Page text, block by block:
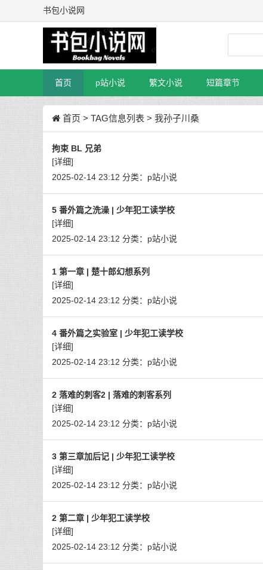
书包小说网
首页 p站小说 繁文小说 短篇章节
首页 > TAG信息列表 > 我孙子川桑
拘束 BL 兄弟
[详细]
2025-02-14 23:12 分类： p站小说
5 番外篇之洗澡 | 少年犯工读学校
[详细]
2025-02-14 23:12 分类： p站小说
1 第一章 | 楚十郎幻想系列
[详细]
2025-02-14 23:12 分类： p站小说
4 番外篇之实验室 | 少年犯工读学校
[详细]
2025-02-14 23:12 分类： p站小说
2 落难的刺客2 | 落难的刺客系列
[详细]
2025-02-14 23:12 分类： p站小说
3 第三章加后记 | 少年犯工读学校
[详细]
2025-02-14 23:12 分类： p站小说
2 第二章 | 少年犯工读学校
[详细]
2025-02-14 23:12 分类： p站小说